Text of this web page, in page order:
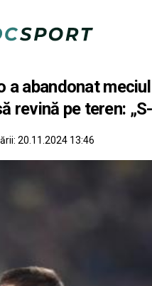
a abandonat
pe teren:
20.11.2024 13:46